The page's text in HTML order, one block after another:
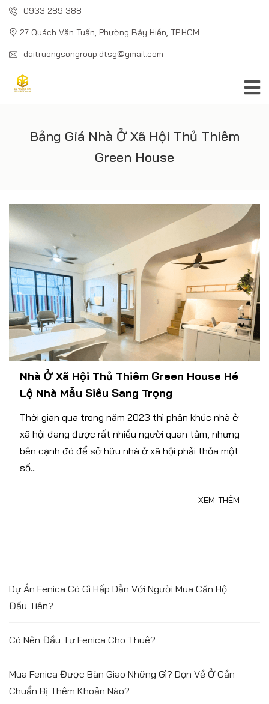
0933 289 388
27 Quách Văn Tuấn, Phường Bảy Hiền, TP.HCM
daitruongsongroup.dtsg@gmail.com
Bảng Giá Nhà Ở Xã Hội Thủ Thiêm
Green House
Nhà Ở Xã Hội Thủ Thiêm Green House Hé
Lộ Nhà Mẫu Siêu Sang Trọng
Thời gian qua trong năm 2023 thì phân khúc nhà ở
xã hội đang được rất nhiều người quan tâm, nhưng
bên cạnh đó để sở hữu nhà ở xã hội phải thỏa một
số...
XEM THÊM
Dự Án Fenica Có Gì Hấp Dẫn Với Người Mua Căn Hộ
Đầu Tiên?
Có Nên Đầu Tư Fenica Cho Thuê?
Mua Fenica Được Bàn Giao Những Gì? Dọn Về Ở Cần
Chuẩn Bị Thêm Khoản Nào?